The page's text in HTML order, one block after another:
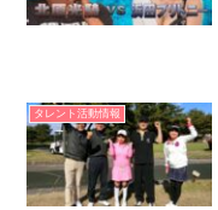
タレント活動情報